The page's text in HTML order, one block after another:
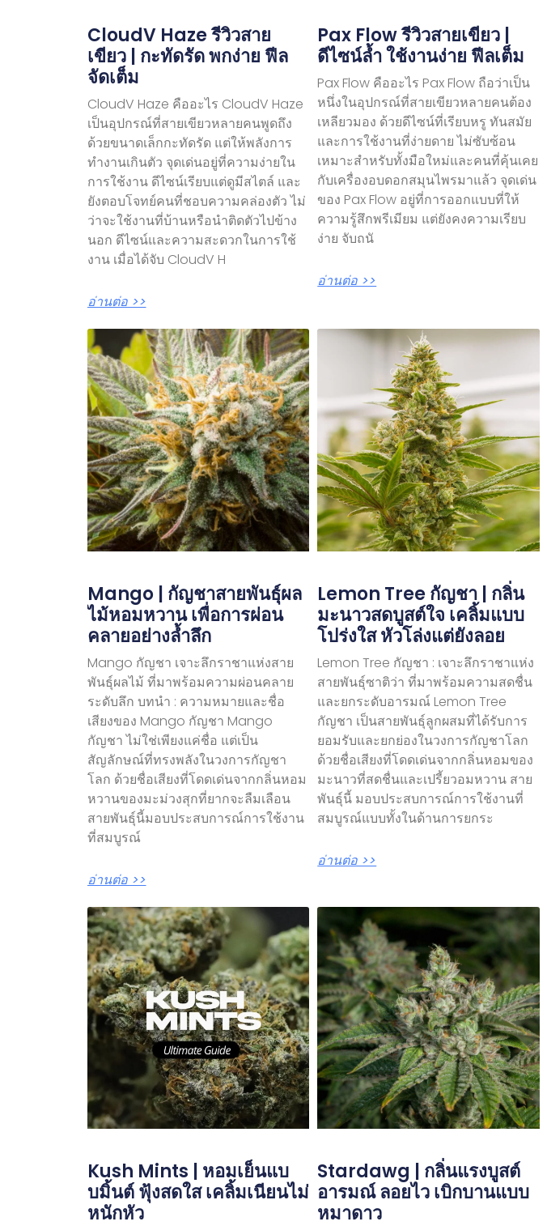
CloudV Haze รีวิวสาย
เขียว | กะทัดรัด พกง่าย ฟีล
จัดเต็ม
CloudV Haze คืออะไร CloudV Haze
เป็นอุปกรณ์ที่สายเขียวหลายคนพูดถึง
ด้วยขนาดเล็กกะทัดรัด แต่ให้พลังการ
ทำงานเกินตัว จุดเด่นอยู่ที่ความง่ายใน
การใช้งาน ดีไซน์เรียบแต่ดูมีสไตล์ และ
ยังตอบโจทย์คนที่ชอบความคล่องตัว ไม่
ว่าจะใช้งานที่บ้านหรือนำติดตัวไปข้าง
นอก ดีไซน์และความสะดวกในการใช้
งาน เมื่อได้จับ CloudV H
อ่านต่อ >>
Pax Flow รีวิวสายเขียว |
ดีไซน์ล้ำ ใช้งานง่าย ฟีลเต็ม
Pax Flow คืออะไร Pax Flow ถือว่าเป็น
หนึ่งในอุปกรณ์ที่สายเขียวหลายคนต้อง
เหลียวมอง ด้วยดีไซน์ที่เรียบหรู ทันสมัย
และการใช้งานที่ง่ายดาย ไม่ซับซ้อน
เหมาะสำหรับทั้งมือใหม่และคนที่คุ้นเคย
กับเครื่องอบดอกสมุนไพรมาแล้ว จุดเด่น
ของ Pax Flow อยู่ที่การออกแบบที่ให้
ความรู้สึกพรีเมียม แต่ยังคงความเรียบ
ง่าย จับถนั
อ่านต่อ >>
Mango | กัญชาสายพันธุ์ผล
ไม้หอมหวาน เพื่อการผ่อน
คลายอย่างล้ำลึก
Mango กัญชา เจาะลึกราชาแห่งสาย
พันธุ์ผลไม้ ที่มาพร้อมความผ่อนคลาย
ระดับลึก บทนำ : ความหมายและชื่อ
เสียงของ Mango กัญชา Mango
กัญชา ไม่ใช่เพียงแค่ชื่อ แต่เป็น
สัญลักษณ์ที่ทรงพลังในวงการกัญชา
โลก ด้วยชื่อเสียงที่โดดเด่นจากกลิ่นหอม
หวานของมะม่วงสุกที่ยากจะลืมเลือน
สายพันธุ์นี้มอบประสบการณ์การใช้งาน
ที่สมบูรณ์
อ่านต่อ >>
Lemon Tree กัญชา | กลิ่น
มะนาวสดบูสต์ใจ เคลิ้มแบบ
โปร่งใส หัวโล่งแต่ยังลอย
Lemon Tree กัญชา : เจาะลึกราชาแห่ง
สายพันธุ์ซาติว่า ที่มาพร้อมความสดชื่น
และยกระดับอารมณ์ Lemon Tree
กัญชา เป็นสายพันธุ์ลูกผสมที่ได้รับการ
ยอมรับและยกย่องในวงการกัญชาโลก
ด้วยชื่อเสียงที่โดดเด่นจากกลิ่นหอมของ
มะนาวที่สดชื่นและเปรี้ยวอมหวาน สาย
พันธุ์นี้ มอบประสบการณ์การใช้งานที่
สมบูรณ์แบบทั้งในด้านการยกระ
อ่านต่อ >>
Kush Mints | หอมเย็นแบ
บมิ้นต์ ฟุ้งสดใส เคลิ้มเนียนไม่
หนักหัว
Stardawg | กลิ่นแรงบูสต์
อารมณ์ ลอยไว เบิกบานแบบ
หมาดาว